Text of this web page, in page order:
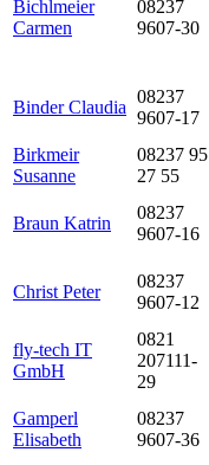
Bichlmeier
Carmen
08237
9607-30
Binder Claudia
08237
9607-17
Birkmeir
Susanne
08237 95
27 55
Braun Katrin
08237
9607-16
Christ Peter
08237
9607-12
fly-tech IT
GmbH
0821
207111-
29
Gamperl
Elisabeth
08237
9607-36